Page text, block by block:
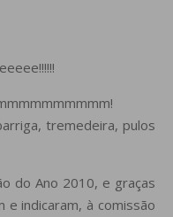
tremedeira, pulos
do Ano 2010, e graças
e indicaram, à comissão